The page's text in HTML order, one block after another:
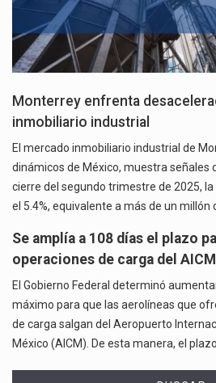
Monterrey enfrenta
inmobiliario industrial
El mercado inmobiliario industrial de
dinámicos de México, muestra señales
cierre del segundo trimestre de 2025,
el 5.4%, equivalente a más de un millón
Se amplía a 108 días el plazo
operaciones de carga del AICM
El Gobierno Federal determinó
máximo para que las aerolíneas que
de carga salgan del Aeropuerto
México (AICM). De esta manera, el